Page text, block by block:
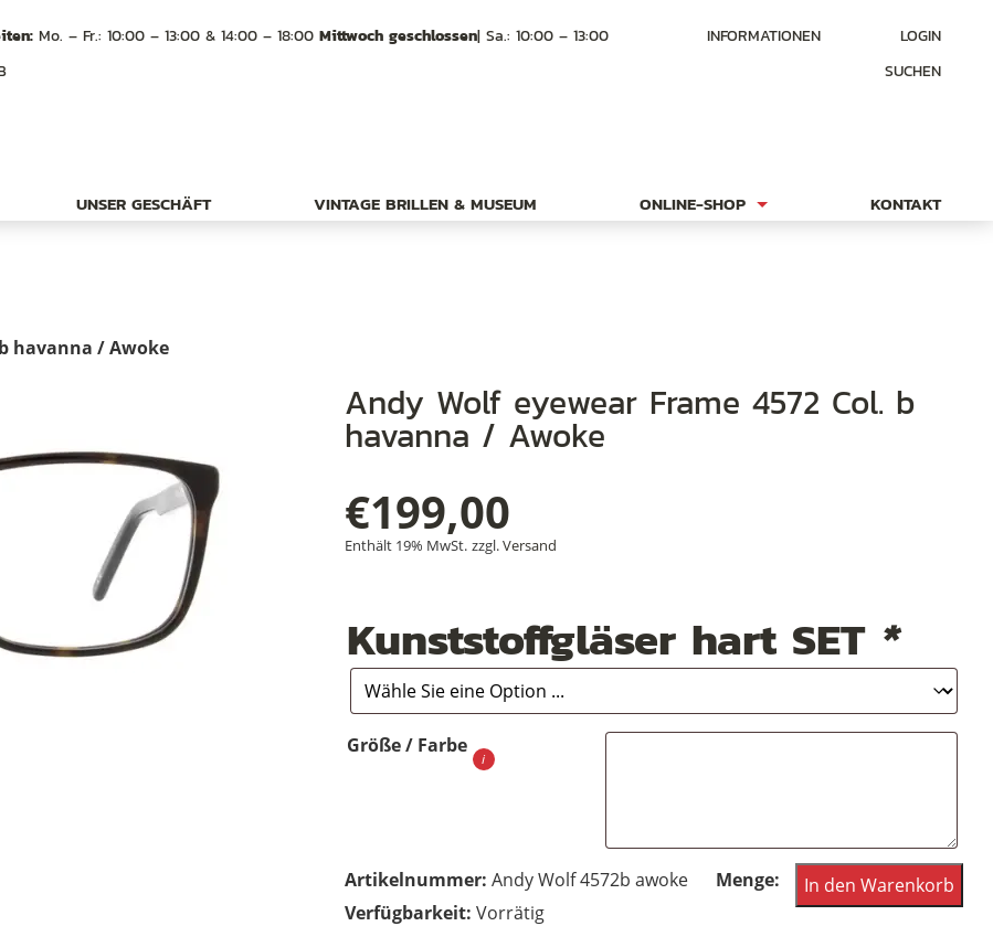
Mo. – Fr.: 10:00 – 13:00 & 14:00 – 18:00 Mittwoch geschlossen| Sa.: 10:00 – 13:00 INFORMATIONEN
LOGIN
SUCHEN
UNSER GESCHÄFT VINTAGE BRILLEN & MUSEUM ONLINE-SHOP KONTAKT
havanna / Awoke
Andy Wolf eyewear Frame 4572 Col. b
havanna / Awoke
€199,00
Enthält 19% MwSt. zzgl.Versand
Kunststoffgläser hart SET *
Größe / Farbe
Artikelnummer: Andy Wolf 4572b awoke
Vorrätig
Andy
Wolf
In den Warenkorb